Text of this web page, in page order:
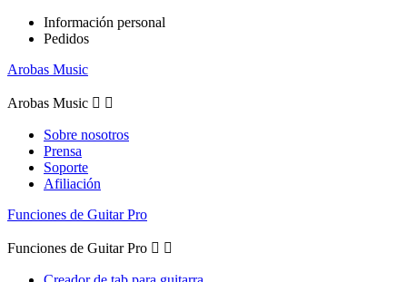
Información personal
Pedidos
Arobas Music
Arobas Music  
Sobre nosotros
Prensa
Soporte
Afiliación
Funciones de Guitar Pro
Funciones de Guitar Pro  